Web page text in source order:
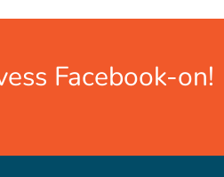
Facebook-on!